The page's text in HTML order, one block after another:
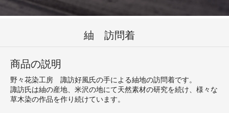
紬 訪問着
商品の説明
野々花染工房 諏訪好風氏の手による紬地の訪問着です。
諏訪氏は紬の産地、米沢の地にて天然素材の研究を続け、様々な
草木染の作品を作り続けています。